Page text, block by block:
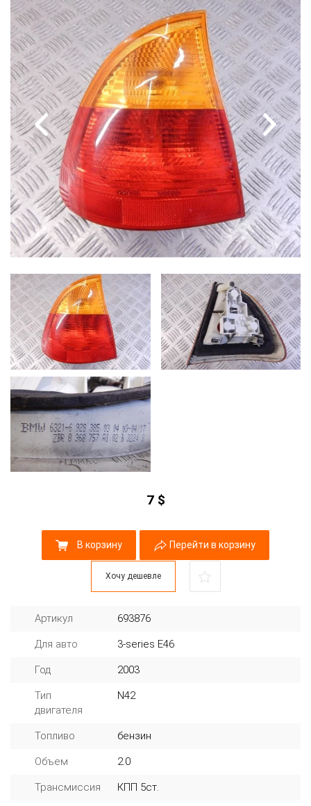
7 $
В корзину Перейти в корзину
Хочу дешевле
Артикул 693876
Для авто 3-series E46
Год 2003
Тип
двигателя
N42
Топливо бензин
Объем 2.0
Трансмиссия КПП 5ст.